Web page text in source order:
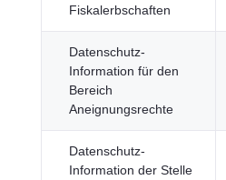
Fiskalerbschaften
Datenschutz-
Information für den
Bereich
Aneignungsrechte
Datenschutz-
Information der Stelle